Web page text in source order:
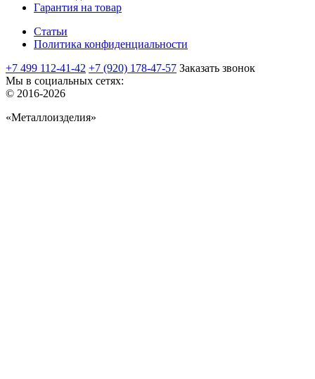
Гарантия на товар
Статьи
Политика конфиденциальности
+7 499 112-41-42 +7 (920) 178-47-57 Заказать звонок
Мы в социальных сетях:
© 2016-2026
«Металлоизделия»